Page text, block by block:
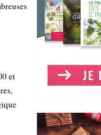
et